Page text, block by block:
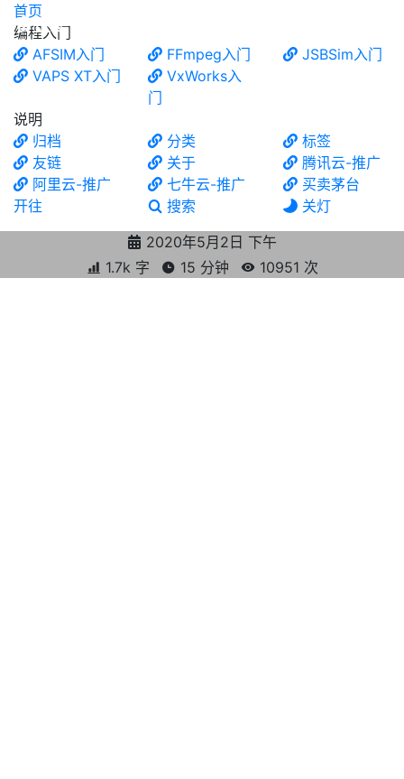
食铁兽
首页
编程入门
AFSIM入门
FFmpeg入门
JSBSim入门
VAPS XT入门
VxWorks入
门
说明
归档
分类
标签
友链
关于
腾讯云-推广
阿里云-推广
七牛云-推广
买卖茅台
开往
搜索
关灯
2020年5月2日 下午
1.7k 字
15 分钟 10951 次